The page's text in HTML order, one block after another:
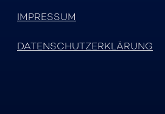
IMPRESSUM
DATENSCHUTZERKLÄRUNG